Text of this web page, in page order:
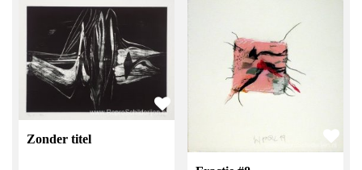
Zonder titel